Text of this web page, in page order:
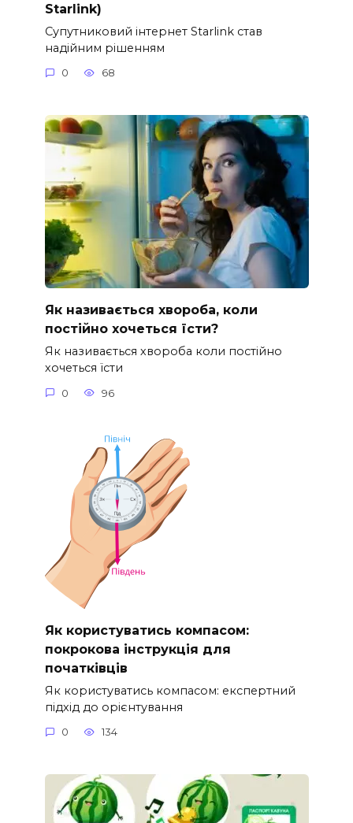
Starlink)
Супутниковий інтернет Starlink став
надійним рішенням
0 68
Як називається хвороба, коли
постійно хочеться їсти?
Як називається хвороба коли постійно
хочеться їсти
0 96
Як користуватись компасом:
покрокова інструкція для
початківців
Як користуватись компасом: експертний
підхід до орієнтування
0 134